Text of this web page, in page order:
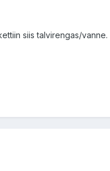
siis talvirengas/vanne.